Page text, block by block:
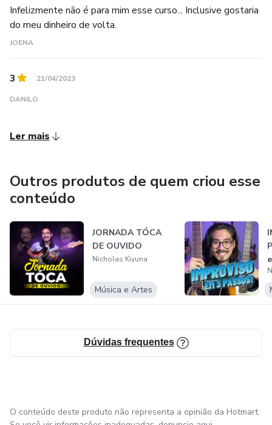
Infelizmente não é para mim esse curso... Inclusive gostaria
do meu dinheiro de volta.
JOENA
3 21/04/2023
DANILO
Ler mais
Outros produtos de quem criou esse
conteúdo
JORNADA TÓCA
DE OUVIDO
Nicholas Kiyuna
Música e Artes
Dúvidas frequentes
O conteúdo deste produto não representa a opinião da Hotmart.